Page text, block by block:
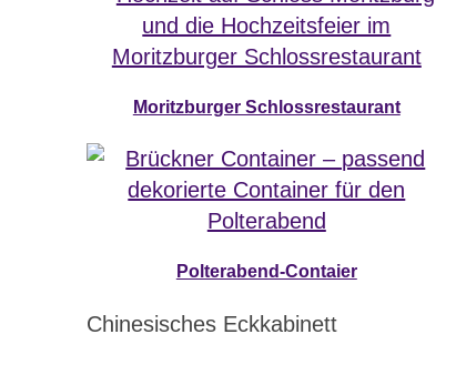
Moritzburger Schlossrestaurant
Polterabend-Contaier
Chinesisches Eckkabinett